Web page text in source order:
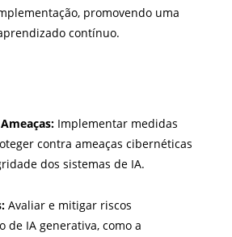
promovendo uma
contínuo.
Implementar medidas
contra ameaças cibernéticas
dos sistemas de IA.
Avaliar e mitigar riscos
de IA generativa, como a